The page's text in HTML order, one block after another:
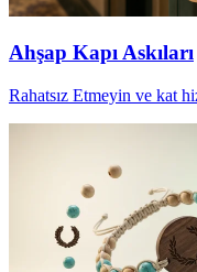
Ahşap Kapı Askıları
Rahatsız Etmeyin ve kat